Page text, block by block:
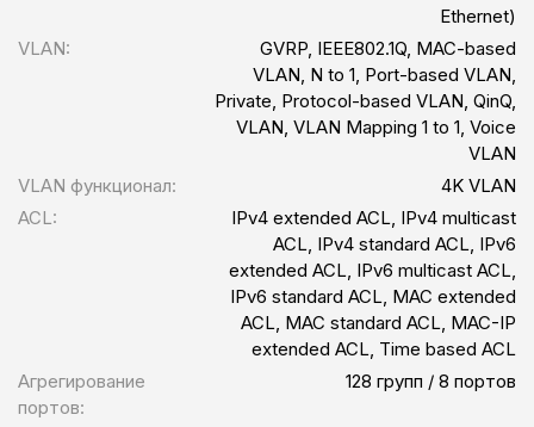
Ethernet)
VLAN:
GVRP, IEEE802.1Q, MAC-based
VLAN, N to 1, Port-based VLAN,
Private, Protocol-based VLAN, QinQ,
VLAN, VLAN Mapping 1 to 1, Voice
VLAN
VLAN функционал:
4K VLAN
ACL:
IPv4 extended ACL, IPv4 multicast
ACL, IPv4 standard ACL, IPv6
extended ACL, IPv6 multicast ACL,
IPv6 standard ACL, MAC extended
ACL, MAC standard ACL, MAC-IP
extended ACL, Time based ACL
Агрегирование
портов:
128 групп / 8 портов